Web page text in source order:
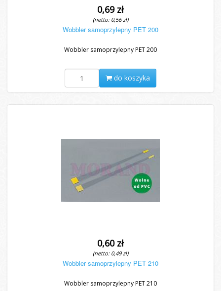
0,69 zł
(netto: 0,56 zł)
Wobbler samoprzylepny PET 200
Wobbler samoprzylepny PET 200
do koszyka
0,60 zł
(netto: 0,49 zł)
Wobbler samoprzylepny PET 210
Wobbler samoprzylepny PET 210